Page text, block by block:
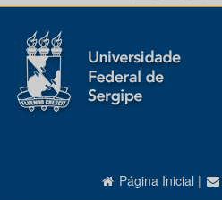
Página Inicial |